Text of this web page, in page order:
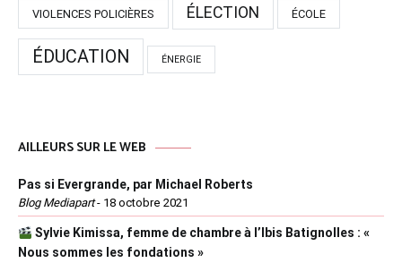
VIOLENCES POLICIÈRES ÉLECTION ÉCOLE
ÉDUCATION ÉNERGIE
AILLEURS SUR LE WEB
Pas si Evergrande, par Michael Roberts
Blog Mediapart- 18 octobre 2021
Sylvie Kimissa, femme de chambre à l’Ibis Batignolles : «
Nous sommes les fondations »